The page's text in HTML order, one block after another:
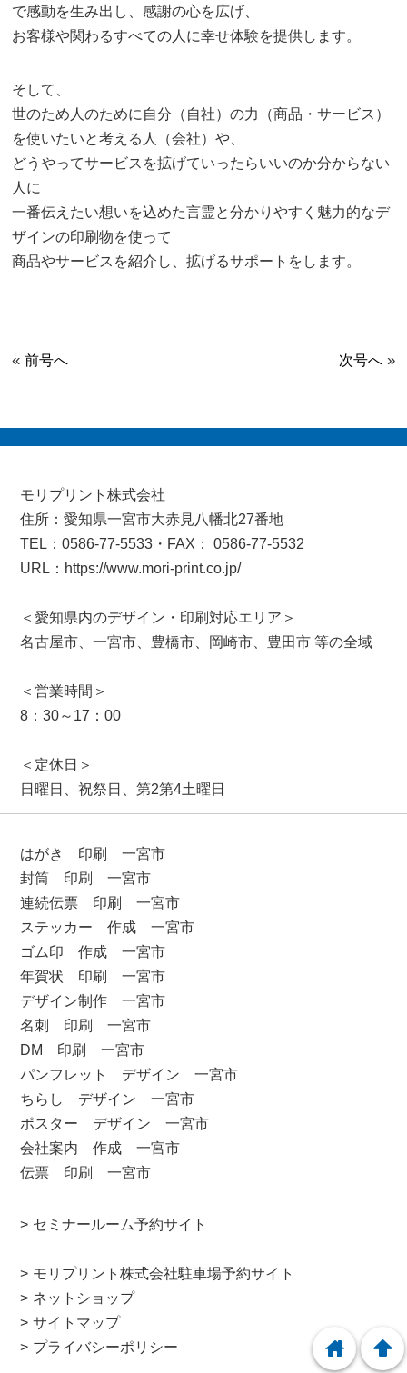
で感動を生み出し、感謝の心を広げ、
お客様や関わるすべての人に幸せ体験を提供します。
そして、
世のため人のために自分（自社）の力（商品・サービス）
を使いたいと考える人（会社）や、
どうやってサービスを拡げていったらいいのか分からない
人に
一番伝えたい想いを込めた言霊と分かりやすく魅力的なデ
ザインの印刷物を使って
商品やサービスを紹介し、拡げるサポートをします。
«前号へ 次号へ»
はがき 印刷 一宮市
封筒 印刷 一宮市
連続伝票 印刷 一宮市
ステッカー 作成 一宮市
ゴム印 作成 一宮市
年賀状 印刷 一宮市
デザイン制作 一宮市
名刺 印刷 一宮市
DM 印刷 一宮市
パンフレット デザイン 一宮市
ちらし デザイン 一宮市
ポスター デザイン 一宮市
会社案内 作成 一宮市
伝票 印刷 一宮市
セミナールーム予約サイト
モリプリント株式会社駐車場予約サイト
ネットショップ
サイトマップ
プライバシーポリシー
モリプリント株式会社
住所：愛知県一宮市大赤見八幡北27番地
TEL：0586-77-5533・FAX： 0586-77-5532
URL：https://www.mori-print.co.jp/
＜愛知県内のデザイン・印刷対応エリア＞
名古屋市、一宮市、豊橋市、岡崎市、豊田市 等の全域
＜営業時間＞
8：30～17：00
＜定休日＞
日曜日、祝祭日、第2第4土曜日
arrowup
home